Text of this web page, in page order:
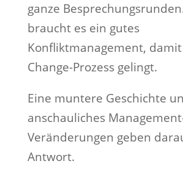
ganze
braucht es ein gutes
Konfliktmanagement,
Change-Prozess gelingt.
Eine muntere Geschichte
anschauliches
Veränderungen geben
Antwort.